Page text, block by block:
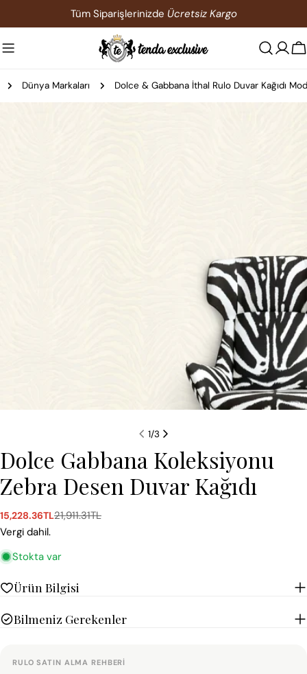
atla
Tüm Siparişlerinizde Ücretsiz Kargo
Dünya Markaları Dolce & Gabbana İthal Rulo Duvar Kağıdı
1/3
Dolce Gabbana Koleksiyonu
Zebra Desen Duvar Kağıdı
Satış
ücreti
15,228.36TL
Normal
fiyat
21,911.31TL
Vergi dahil.
Stokta var
Ürün Bilgisi
Bilmeniz Gerekenler
RULO SATIN ALMA REHBERI